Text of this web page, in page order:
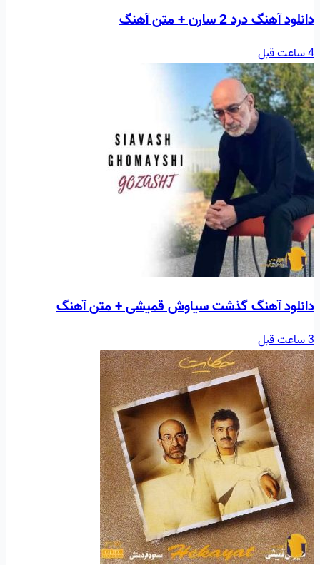
دانلود آهنگ درد 2 سارن + متن آهنگ
4 ساعت قبل
دانلود آهنگ گذشت سیاوش قمیشی + متن آهنگ
3 ساعت قبل